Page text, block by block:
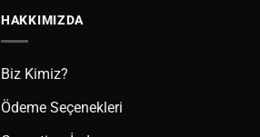
HAKKIMIZDA
Biz Kimiz?
Ödeme Seçenekleri